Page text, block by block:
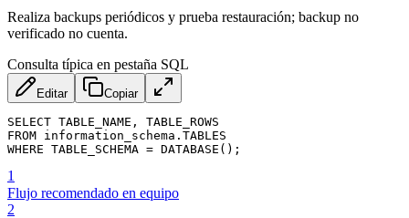
Realiza backups periódicos y prueba restauración; backup no
verificado no cuenta.
Consulta típica en pestaña SQL
Editar Copiar
SELECT TABLE_NAME, TABLE_ROWS
FROM information_schema.TABLES
WHERE TABLE_SCHEMA = DATABASE();
1
Flujo recomendado en equipo
2